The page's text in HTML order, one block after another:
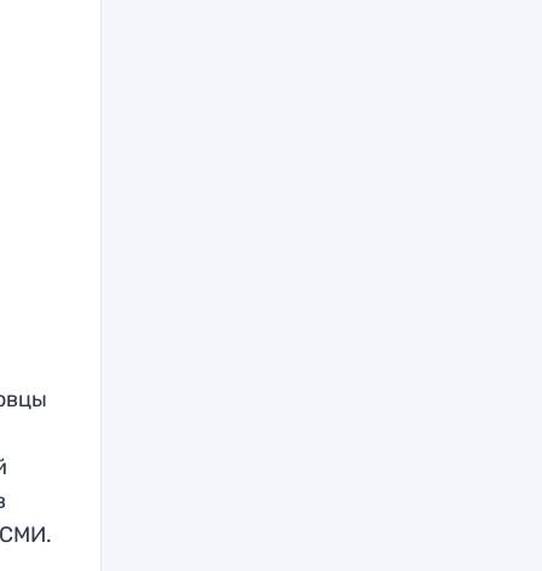
СМИ.